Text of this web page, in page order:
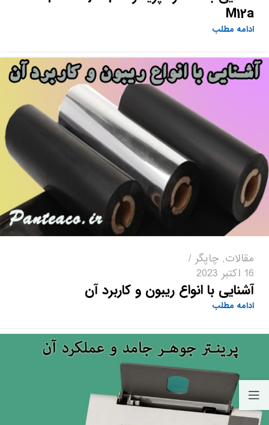
M12a
ادامه مطلب
مقالات, چاپگر
16 اکتبر 2023
آشنایی با انواع ریبون و کاربرد آن
ادامه مطلب